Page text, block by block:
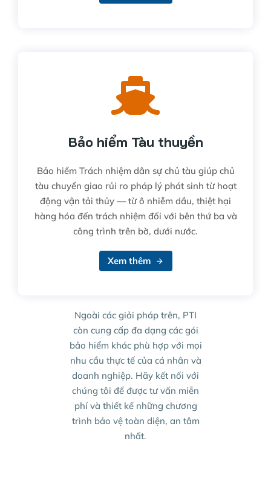
Bảo hiểm Tàu thuyền
Bảo hiểm Trách nhiệm dân sự chủ tàu giúp chủ
tàu chuyển giao rủi ro pháp lý phát sinh từ hoạt
động vận tải thủy — từ ô nhiễm dầu, thiệt hại
hàng hóa đến trách nhiệm đối với bên thứ ba và
công trình trên bờ, dưới nước.
Xem thêm
Ngoài các giải pháp trên, PTI
còn cung cấp đa dạng các gói
bảo hiểm khác phù hợp với mọi
nhu cầu thực tế của cá nhân và
doanh nghiệp. Hãy kết nối với
chúng tôi để được tư vấn miễn
phí và thiết kế những chương
trình bảo vệ toàn diện, an tâm
nhất.